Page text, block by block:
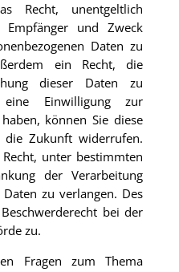
Recht, unentgeltlich
und Zweck
Daten zu
ein Recht, die
dieser Daten zu
Einwilligung zur
können Sie diese
Zukunft widerrufen.
unter bestimmten
der Verarbeitung
zu verlangen. Des
bei der
zu.
Fragen zum Thema